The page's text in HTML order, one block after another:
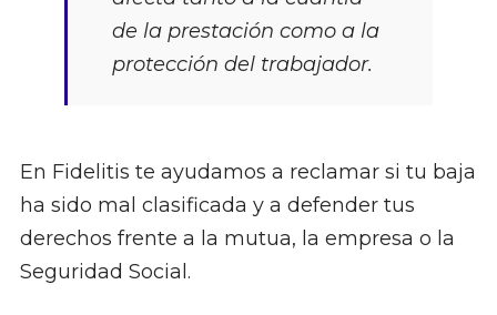
de la prestación como a la
protección del trabajador.
En Fidelitis te ayudamos a reclamar si tu baja
ha sido mal clasificada y a defender tus
derechos frente a la mutua, la empresa o la
Seguridad Social.